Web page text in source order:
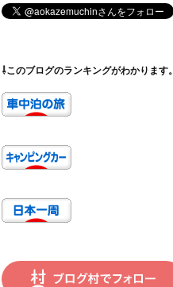
⇩このブログのランキングがわかります。